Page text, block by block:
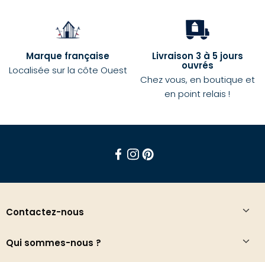
Marque française
Localisée sur la côte Ouest
Livraison 3 à 5 jours
ouvrés
Chez vous, en boutique et
en point relais !
Contactez-nous
Qui sommes-nous ?